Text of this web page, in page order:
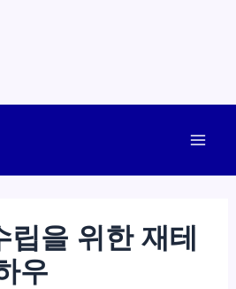
립을 위한 재테
우